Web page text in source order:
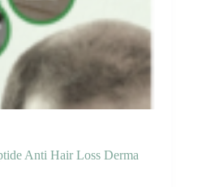
Anti Hair Loss Derma